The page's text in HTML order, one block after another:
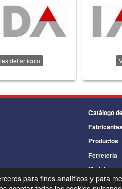
del artículo
Catálogo
Productos
Ferretería
Noticias
para fines analíticos y para